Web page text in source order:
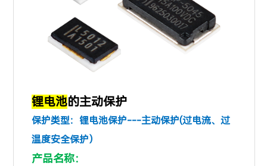
锂电池的主动保护
保护类型：锂电池保护---主动保护(过电流、过
温度安全保护）
产品名称：